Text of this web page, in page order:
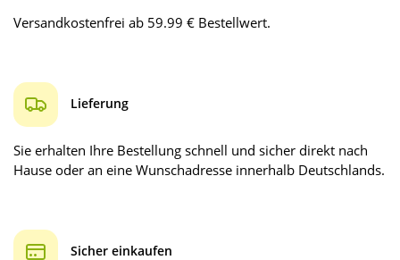
Versandkostenfrei ab 59.99 € Bestellwert.
Lieferung
Sie erhalten Ihre Bestellung schnell und sicher direkt nach
Hause oder an eine Wunschadresse innerhalb Deutschlands.
Sicher einkaufen